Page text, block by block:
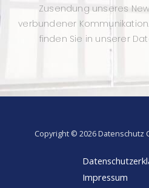
Zusendung unseres
verbundener
finden Sie in unserer
Copyright © 2026 Datenschutz
Impressum